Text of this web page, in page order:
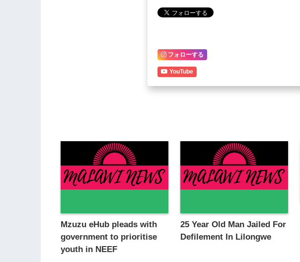
フォローする
YouTube
Mzuzu eHub pleads with
government to prioritise
youth in NEEF
25 Year Old Man Jailed For
Defilement In Lilongwe